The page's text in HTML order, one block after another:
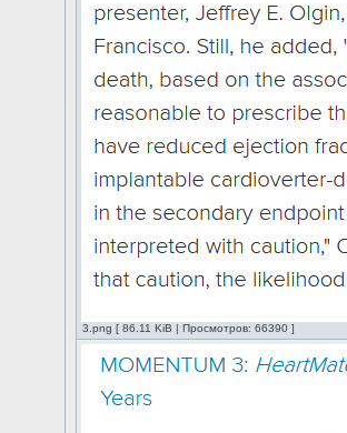
3.png [ 86.11 KiB | Просмотров: 66390 ]